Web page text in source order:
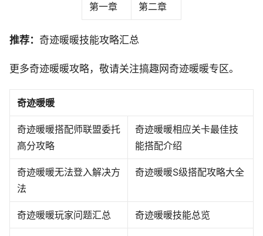
第一章 第二章
推荐： 奇迹暖暖技能攻略汇总
更多奇迹暖暖攻略，敬请关注搞趣网奇迹暖暖专区。
奇迹暖暖
奇迹暖暖搭配师联盟委托
高分攻略
奇迹暖暖相应关卡最佳技
能搭配介绍
奇迹暖暖无法登入解决方
法
奇迹暖暖S级搭配攻略大全
奇迹暖暖玩家问题汇总 奇迹暖暖技能总览